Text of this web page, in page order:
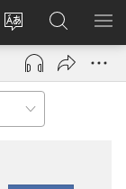
Badili
lugha
ya
tovuti
Ingia
(opens
window)
Tafuta
Katika
JW.ORG